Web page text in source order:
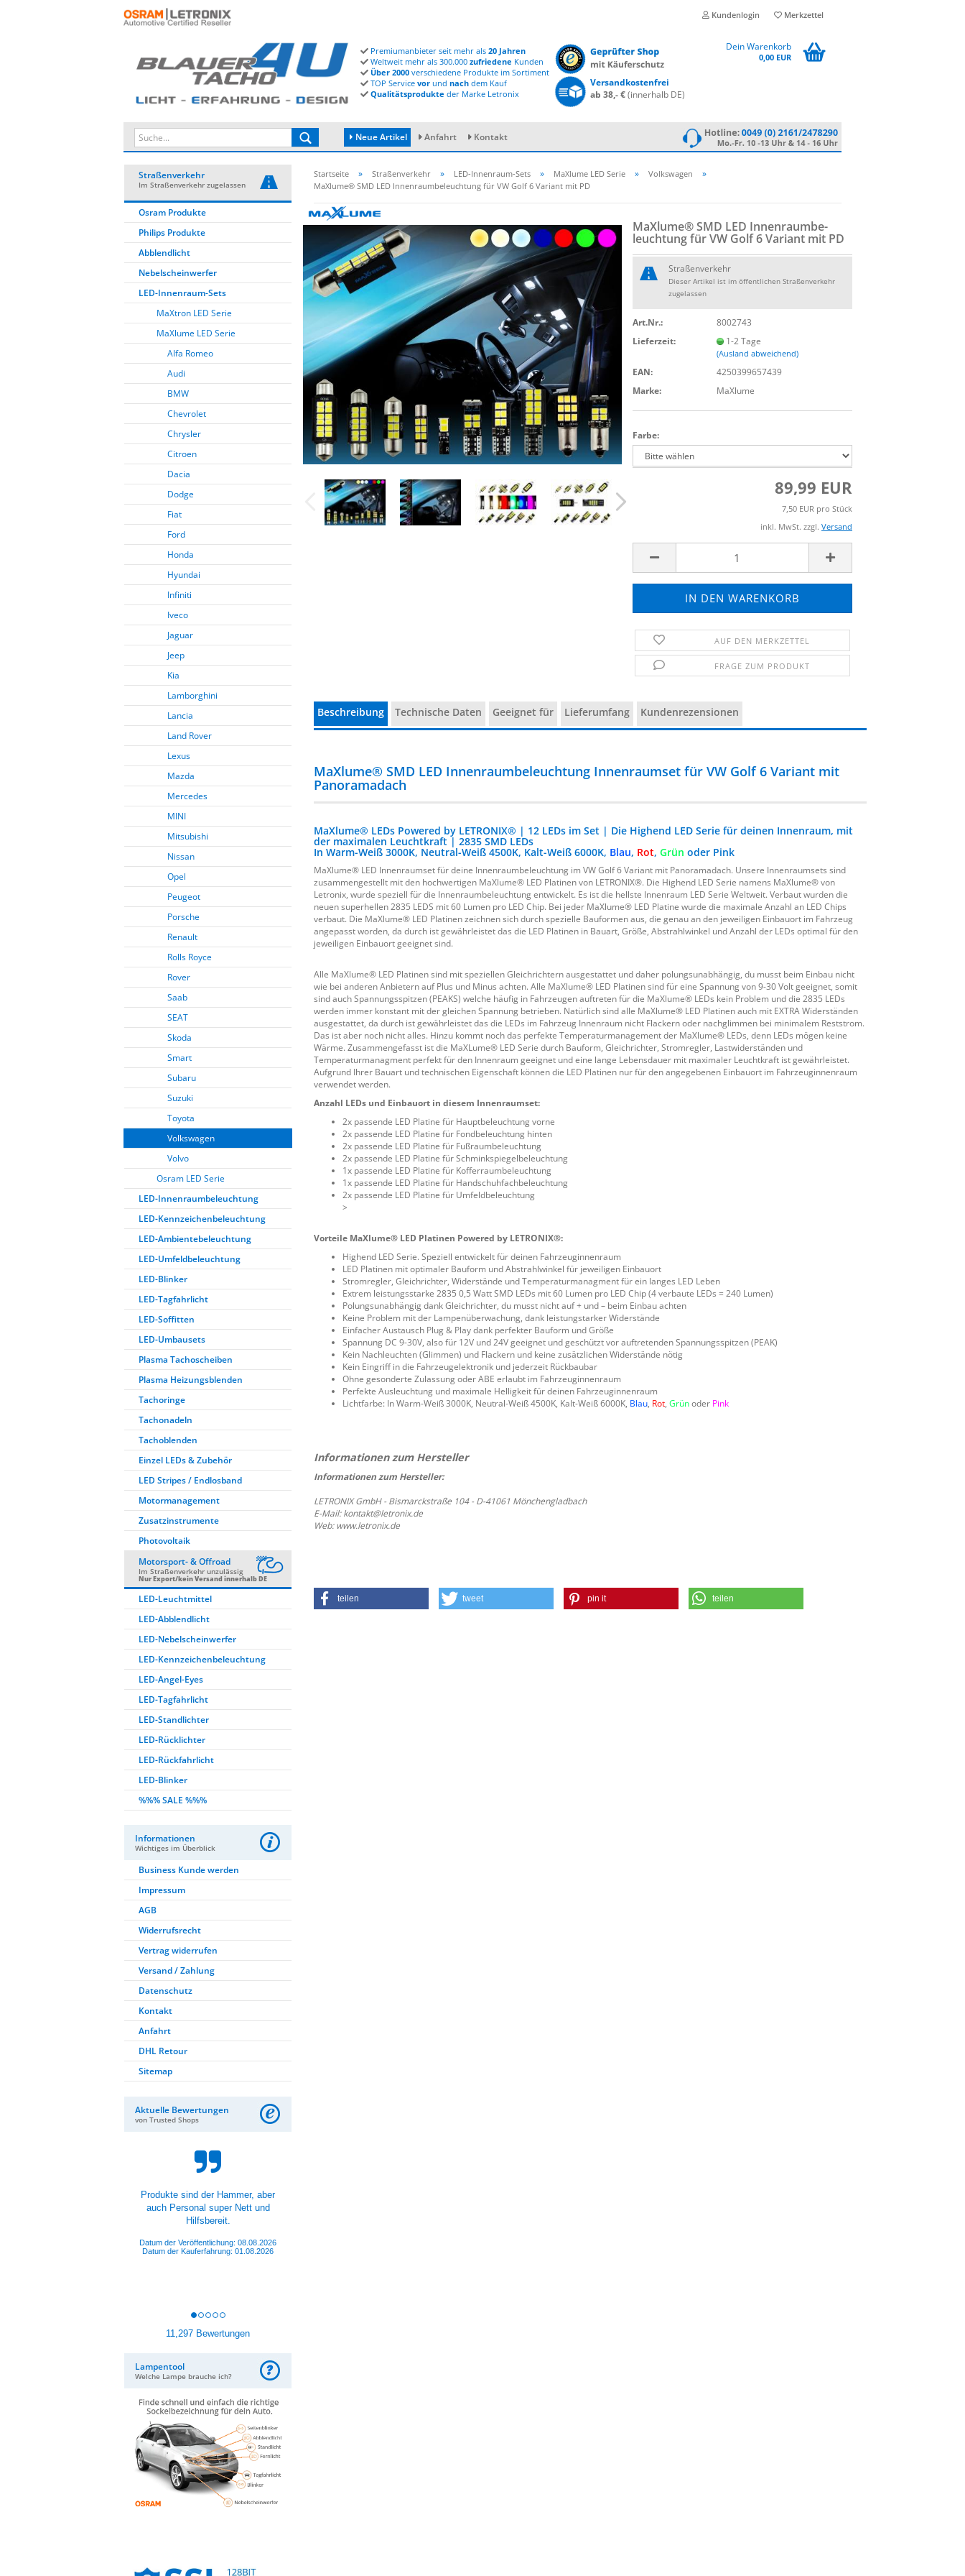
Kundenlogin
Passwort vergessen?
Merkzettel
Premiumanbieter seit mehr als 20 Jahren
Weltweit mehr als 300.000 zufriedene Kunden
Über 2000 verschiedene Produkte im Sortiment
TOP Service vor und nach dem Kauf
Qualitätsprodukte der Marke Letronix
Versandkostenfrei
ab 38,- €(innerhalb DE)
Dein Warenkorb
0,00 EUR
Neue Artikel Anfahrt Kontakt
Startseite » Straßenverkehr » LED-Innenraum-Sets » MaXlume LED Serie » Volkswagen »
MaXlume® SMD LED Innenraumbeleuchtung für VW Golf 6 Variant mit PD
MaXlu­me® SMD LED In­nen­raum­be­
leuch­tung für VW Golf 6 Va­ri­ant mit PD
Art.Nr.:
8002743
Lieferzeit:
1-2 Tage
(Ausland abweichend)
EAN:
4250399657439
Marke:
MaXlume
Straßenverkehr
Dieser Artikel ist im öffentlichen Straßenverkehr
zugelassen
Farbe:
89,99 EUR
7,50 EUR pro Stück
inkl. MwSt. zzgl. Versand
AUF DEN MERKZETTEL
FRAGE ZUM PRODUKT
Beschreibung Technische Daten Geeignet für Lieferumfang Kundenrezensionen
MaXlume® SMD LED Innenraumbeleuchtung Innenraumset für VW Golf 6 Variant mit
Panoramadach
MaXlume® LEDs Powered by LETRONIX® | 12 LEDs im Set | Die Highend LED Serie für deinen Innenraum, mit
der maximalen Leuchtkraft | 2835 SMD LEDs
In Warm-Weiß 3000K, Neutral-Weiß 4500K, Kalt-Weiß 6000K, Blau, Rot, Grün oder Pink
MaXlume® LED Innenraumset für deine Innenraumbeleuchtung im VW Golf 6 Variant mit Panoramadach. Unsere Innenraumsets sind
zusammengestellt mit den hochwertigen MaXlume® LED Platinen von LETRONIX®. Die Highend LED Serie namens MaXlume® von
Letronix, wurde speziell für die Innenraumbeleuchtung entwickelt. Es ist die hellste Innenraum LED Serie Weltweit. Verbaut wurden die
neuen superhellen 2835 LEDS mit 60 Lumen pro LED Chip. Bei jeder MaXlume® LED Platine wurde die maximale Anzahl an LED Chips
verbaut. Die MaXlume® LED Platinen zeichnen sich durch spezielle Bauformen aus, die genau an den jeweiligen Einbauort im Fahrzeug
angepasst worden, da durch ist gewährleistet das die LED Platinen in Bauart, Größe, Abstrahlwinkel und Anzahl der LEDs optimal für den
jeweiligen Einbauort geeignet sind.
Alle MaXlume® LED Platinen sind mit speziellen Gleichrichtern ausgestattet und daher polungsunabhängig, du musst beim Einbau nicht
wie bei anderen Anbietern auf Plus und Minus achten. Alle MaXlume® LED Platinen sind für eine Spannung von 9-30 Volt geeignet, somit
sind auch Spannungsspitzen (PEAKS) welche häufig in Fahrzeugen auftreten für die MaXlume® LEDs kein Problem und die 2835 LEDs
werden immer konstant mit der gleichen Spannung betrieben. Natürlich sind alle MaXlume® LED Platinen auch mit EXTRA Widerständen
ausgestattet, da durch ist gewährleistet das die LEDs im Fahrzeug Innenraum nicht Flackern oder nachglimmen bei minimalem Reststrom.
Das ist aber noch nicht alles. Hinzu kommt noch das perfekte Temperaturmanagement der MaXlume® LEDs, denn LEDs mögen keine
Wärme. Zusammengefasst ist die MaXLume® LED Serie durch Bauform, Gleichrichter, Stromregler, Lastwiderständen und
Temperaturmanagment perfekt für den Innenraum geeignet und eine lange Lebensdauer mit maximaler Leuchtkraft ist gewährleistet.
Aufgrund Ihrer Bauart und technischen Eigenschaft können die LED Platinen nur für den angegebenen Einbauort im Fahrzeuginnenraum
verwendet werden.
Anzahl LEDs und Einbauort in diesem Innenraumset:
2x passende LED Platine für Hauptbeleuchtung vorne
2x passende LED Platine für Fondbeleuchtung hinten
2x passende LED Platine für Fußraumbeleuchtung
2x passende LED Platine für Schminkspiegelbeleuchtung
1x passende LED Platine für Kofferraumbeleuchtung
1x passende LED Platine für Handschuhfachbeleuchtung
2x passende LED Platine für Umfeldbeleuchtung
>
Vorteile MaXlume® LED Platinen Powered by LETRONIX®:
Highend LED Serie. Speziell entwickelt für deinen Fahrzeuginnenraum
LED Platinen mit optimaler Bauform und Abstrahlwinkel für jeweiligen Einbauort
Stromregler, Gleichrichter, Widerstände und Temperaturmanagment für ein langes LED Leben
Extrem leistungsstarke 2835 0,5 Watt SMD LEDs mit 60 Lumen pro LED Chip (4 verbaute LEDs = 240 Lumen)
Polungsunabhängig dank Gleichrichter, du musst nicht auf + und – beim Einbau achten
Keine Problem mit der Lampenüberwachung, dank leistungstarker Widerstände
Einfacher Austausch Plug & Play dank perfekter Bauform und Größe
Spannung DC 9-30V, also für 12V und 24V geeignet und geschützt vor auftretenden Spannungsspitzen (PEAK)
Kein Nachleuchten (Glimmen) und Flackern und keine zusätzlichen Widerstände nötig
Kein Eingriff in die Fahrzeugelektronik und jederzeit Rückbaubar
Ohne gesonderte Zulassung oder ABE erlaubt im Fahrzeuginnenraum
Perfekte Ausleuchtung und maximale Helligkeit für deinen Fahrzeuginnenraum
Lichtfarbe: In Warm-Weiß 3000K, Neutral-Weiß 4500K, Kalt-Weiß 6000K, Blau, Rot, Grünoder Pink
Informationen zum Hersteller:
LETRONIX GmbH - Bismarckstraße 104 - D-41061 Mönchengladbach
E-Mail: kontakt@letronix.de
Web: www.letronix.de
teilen tweet pin it teilen
Straßenverkehr
Im Straßenverkehr zugelassen
Osram Produkte
Philips Produkte
Abblendlicht
Nebelscheinwerfer
LED-Innenraum-Sets
MaXtron LED Serie
MaXlume LED Serie
Alfa Romeo
Audi
BMW
Chevrolet
Chrysler
Citroen
Dacia
Dodge
Fiat
Ford
Honda
Hyundai
Infiniti
Iveco
Jaguar
Jeep
Kia
Lamborghini
Lancia
Land Rover
Lexus
Mazda
Mercedes
MINI
Mitsubishi
Nissan
Opel
Peugeot
Porsche
Renault
Rolls Royce
Rover
Saab
SEAT
Skoda
Smart
Subaru
Suzuki
Toyota
Volkswagen
Volvo
Osram LED Serie
LED-Innenraumbeleuchtung
LED-Kennzeichenbeleuchtung
LED-Ambientebeleuchtung
LED-Umfeldbeleuchtung
LED-Blinker
LED-Tagfahrlicht
LED-Soffitten
LED-Umbausets
Plasma Tachoscheiben
Plasma Heizungsblenden
Tachoringe
Tachonadeln
Tachoblenden
Einzel LEDs & Zubehör
LED Stripes / Endlosband
Motormanagement
Zusatzinstrumente
Photovoltaik
Motorsport- & Offroad
Im Straßenverkehr unzulässig
Nur Export/kein Versand innerhalb DE
LED-Leuchtmittel
LED-Abblendlicht
LED-Nebelscheinwerfer
LED-Kennzeichenbeleuchtung
LED-Angel-Eyes
LED-Tagfahrlicht
LED-Standlichter
LED-Rücklichter
LED-Rückfahrlicht
LED-Blinker
%%% SALE %%%
Informationen
Wichtiges im Überblick
Business Kunde werden
Impressum
AGB
Widerrufsrecht
Vertrag widerrufen
Versand / Zahlung
Datenschutz
Kontakt
Anfahrt
DHL Retour
Sitemap
Aktuelle Bewertungen
von Trusted Shops
Produkte sind der Hammer, aber
auch Personal super Nett und
Hilfsbereit.
Datum der Veröffentlichung: 08.08.2026
Datum der Kauferfahrung: 01.08.2026
11,297 Bewertungen
Lampentool
Welche Lampe brauche ich?